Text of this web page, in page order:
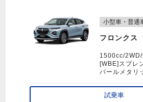
小型車・普通
フロンクス
1500cc/2WD/
[WBE]スプレ
パールメタリ
試乗車